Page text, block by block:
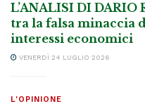
L’ANALISI DI DARIO
tra la falsa minaccia
interessi economici
VENERDÌ 24 LUGLIO 2026
L'OPINIONE